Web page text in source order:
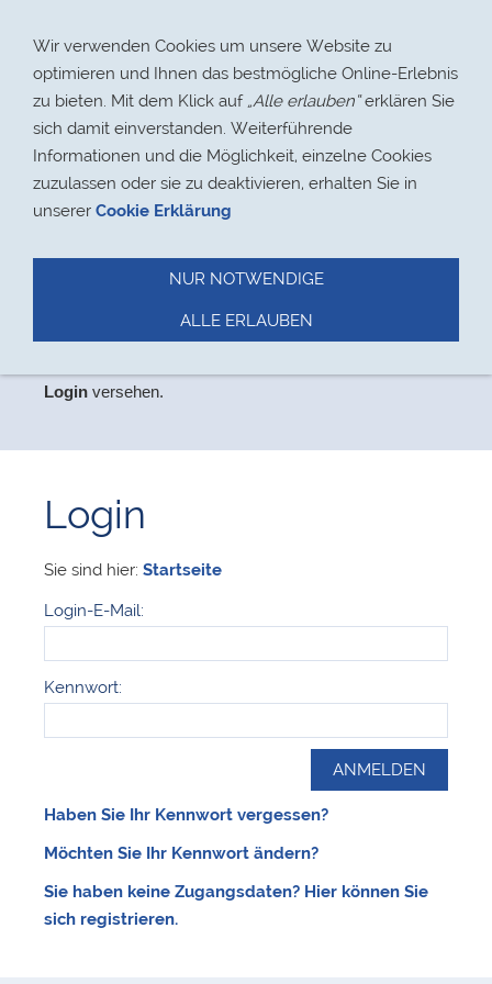
> 17.08.2021
Datenschutz
Login versehen.
Login
Sie sind hier: Startseite
Login-E-Mail:
Kennwort:
Haben Sie Ihr Kennwort vergessen?
Möchten Sie Ihr Kennwort ändern?
Sie haben keine Zugangsdaten? Hier können Sie
sich registrieren.
Wir verwenden Cookies um unsere Website zu
optimieren und Ihnen das bestmögliche Online-Erlebnis
zu bieten. Mit dem Klick auf „Alle erlauben“erklären Sie
sich damit einverstanden. Weiterführende
Informationen und die Möglichkeit, einzelne Cookies
zuzulassen oder sie zu deaktivieren, erhalten Sie in
unserer Cookie Erklärung
NUR NOTWENDIGE
ALLE ERLAUBEN